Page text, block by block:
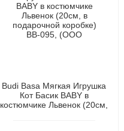
Budi Basa Мягкая Игрушка
Кот Басик BABY в
костюмчике Львенок (20см,